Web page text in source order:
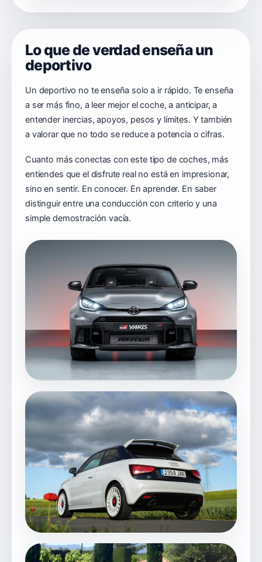
Lo que de verdad enseña un
deportivo
Un deportivo no te enseña solo a ir rápido. Te enseña
a ser más fino, a leer mejor el coche, a anticipar, a
entender inercias, apoyos, pesos y límites. Y también
a valorar que no todo se reduce a potencia o cifras.
Cuanto más conectas con este tipo de coches, más
entiendes que el disfrute real no está en impresionar,
sino en sentir. En conocer. En aprender. En saber
distinguir entre una conducción con criterio y una
simple demostración vacía.